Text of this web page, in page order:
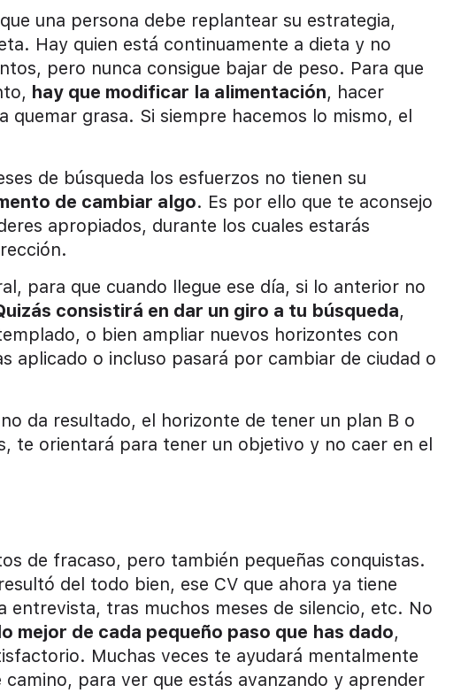
una persona debe replantear su estrategia,
Hay quien está continuamente a dieta y no
pero nunca consigue bajar de peso. Para que
hay que modificar la alimentación, hacer
grasa. Si siempre hacemos lo mismo, el
de búsqueda los esfuerzos no tienen su
de cambiar algo. Es por ello que te aconsejo
apropiados, durante los cuales estarás
para que cuando llegue ese día, si lo anterior no
consistirá en dar un giro a tu búsqueda,
o bien ampliar nuevos horizontes con
aplicado o incluso pasará por cambiar de ciudad o
da resultado, el horizonte de tener un plan B o
te orientará para tener un objetivo y no caer en el
de fracaso, pero también pequeñas conquistas.
del todo bien, ese CV que ahora ya tiene
entrevista, tras muchos meses de silencio, etc. No
mejor de cada pequeño paso que has dado,
Muchas veces te ayudará mentalmente
para ver que estás avanzando y aprender